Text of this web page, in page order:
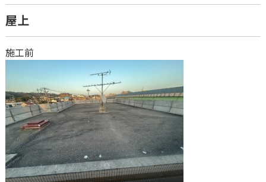
屋上
施工前